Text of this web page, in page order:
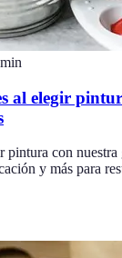
min
al elegir
pintura con
y más para